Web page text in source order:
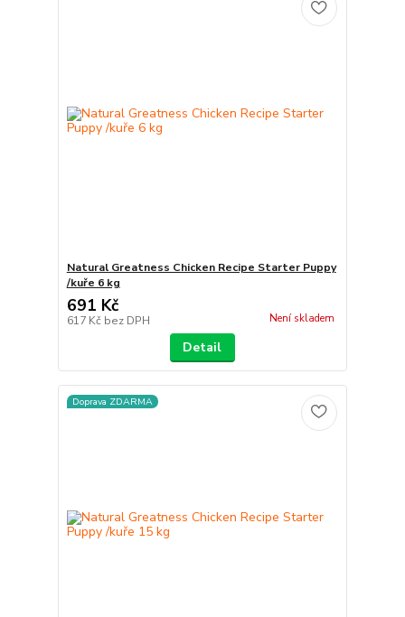
Natural Greatness Chicken Recipe Starter Puppy
/kuře 6 kg
691 Kč
617 Kč bez DPH Není skladem
Detail
Doprava ZDARMA